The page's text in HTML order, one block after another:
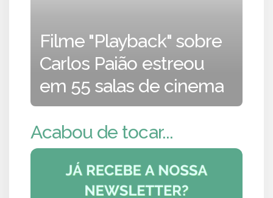
Filme "Playback" sobre
Carlos Paião estreou
em 55 salas de cinema
Acabou de tocar...